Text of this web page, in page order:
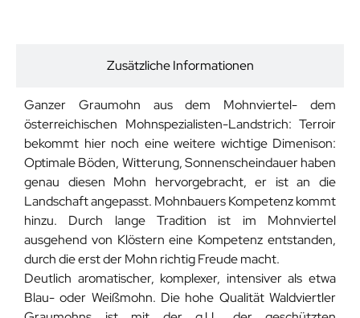
Zusätzliche Informationen
Ganzer Graumohn aus dem Mohnviertel- dem
österreichischen Mohnspezialisten-Landstrich: Terroir
bekommt hier noch eine weitere wichtige Dimenison:
Optimale Böden, Witterung, Sonnenscheindauer haben
genau diesen Mohn hervorgebracht, er ist an die
Landschaft angepasst. Mohnbauers Kompetenz kommt
hinzu. Durch lange Tradition ist im Mohnviertel
ausgehend von Klöstern eine Kompetenz entstanden,
durch die erst der Mohn richtig Freude macht.
Deutlich aromatischer, komplexer, intensiver als etwa
Blau- oder Weißmohn. Die hohe Qualität Waldviertler